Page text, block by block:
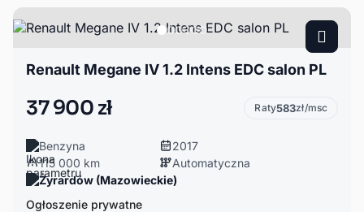
Renault Megane IV 1.2 Intens EDC salon PL
37 900 zł Raty583zł/msc
Benzyna
2017
115 000 km
Automatyczna
Żyrardów (Mazowieckie)
Ogłoszenie prywatne